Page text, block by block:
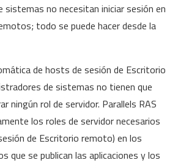
sistemas no necesitan iniciar sesión en
todo se puede hacer desde la
de hosts de sesión de Escritorio
de sistemas no tienen que
ningún rol de servidor. Parallels RAS
los roles de servidor necesarios
de Escritorio remoto) en los
que se publican las aplicaciones y los